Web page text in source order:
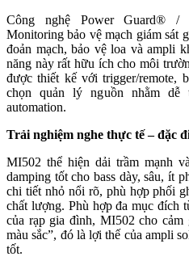
Công nghệ Power Guard® /
Monitoring bảo vệ mạch giám sát
đoản mạch, bảo vệ loa và ampli
năng này rất hữu ích cho môi
được thiết kế với trigger/remote,
chọn quản lý nguồn nhằm
automation.
Trải nghiệm nghe thực tế–đặc
MI502 thể hiện dải trầm mạnh
damping tốt cho bass dày, sâu, ít
chi tiết nhỏ nổi rõ, phù hợp phối
chất lượng. Phù hợp đa mục đích
của rạp gia đình, MI502 cho
màu sắc”, đó là lợi thế của ampli
tốt.